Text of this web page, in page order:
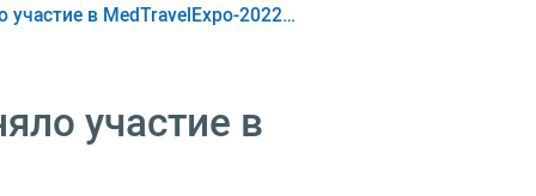
в MedTravelExpo-2022…
участие в